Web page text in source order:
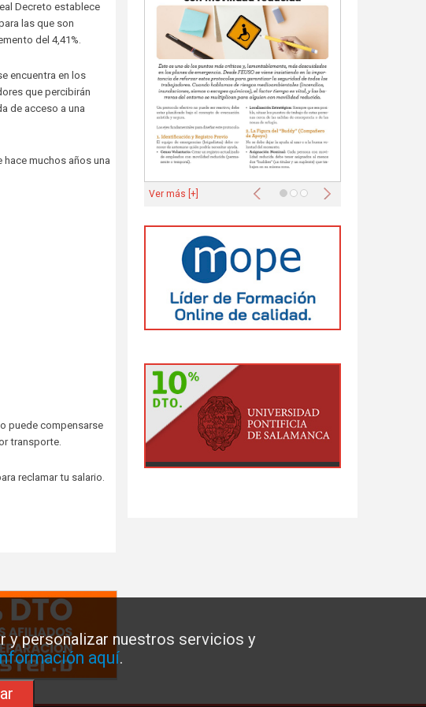
y personalizar nuestros servicios y
aquí.
Decreto establece
las que son
del 4,41%.
encuentra en los
que percibirán
de acceso a una
hace muchos años una
puede compensarse
transporte.
reclamar tu salario.
Anterior Siguiente
Ver más [+]